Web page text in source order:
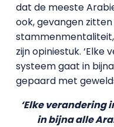
dat de meeste
ook, gevangen
zijn opiniestuk.
systeem gaat in
gepaard met
‘Elke verandering
in bijna alle